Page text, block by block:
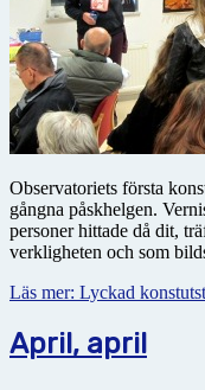
Observatoriets första
gångna påskhelgen.
personer hittade då dit,
verkligheten och som
Läs mer: Lyckad
April, april